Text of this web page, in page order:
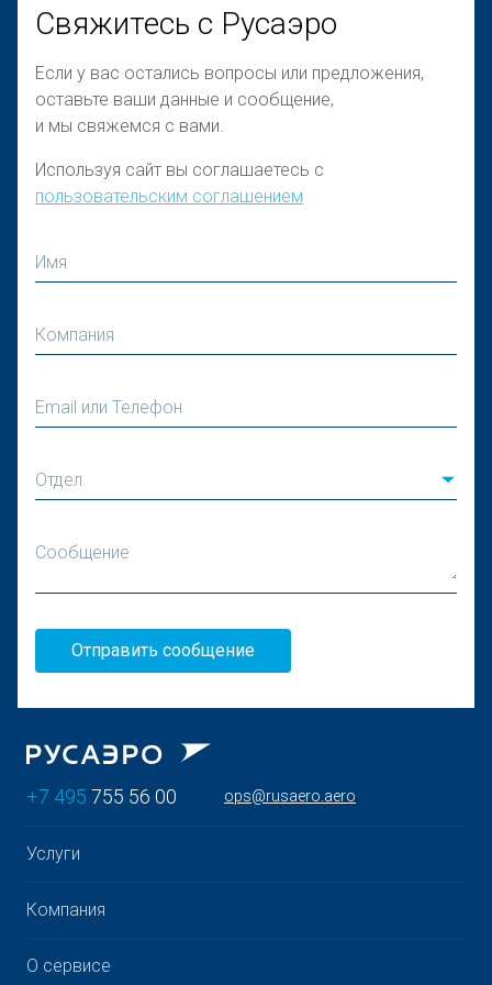
Свяжитесь с Русаэро
Если у вас остались вопросы или предложения,
оставьте ваши данные и сообщение,
и мы свяжемся с вами.
Используя сайт вы соглашаетесь с
пользовательским соглашением
Имя
Компания
Email или Телефон
Отдел
Сообщение
Отправить сообщение
+7 495 755 56 00 ops@rusaero.aero
Услуги
Компания
О сервисе